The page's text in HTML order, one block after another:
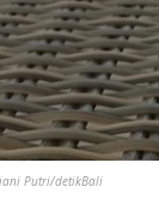
p
M
o
d
a
l
R
8
Putri/detikBali